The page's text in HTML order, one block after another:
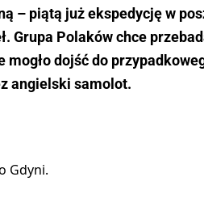
– piątą już ekspedycję w
Grupa Polaków chce
mogło dojść do
angielski samolot.